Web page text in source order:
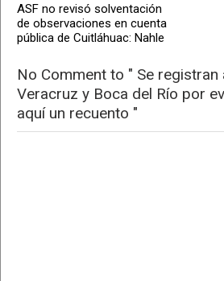
ASF no revisó solventación
de observaciones en cuenta
pública de Cuitláhuac: Nahle
No Comment to " Se
Veracruz y Boca del Río por
aquí un recuento "